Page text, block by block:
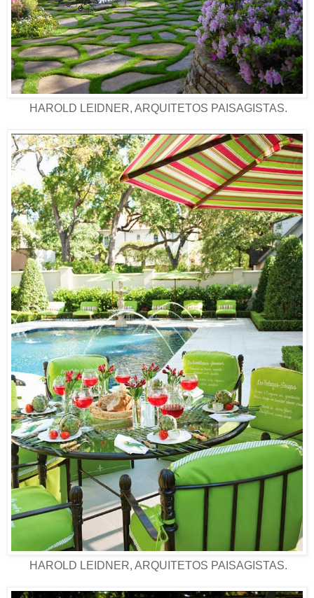
HAROLD LEIDNER, ARQUITETOS PAISAGISTAS.
HAROLD LEIDNER, ARQUITETOS PAISAGISTAS.